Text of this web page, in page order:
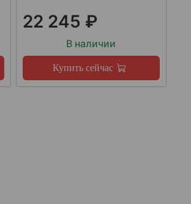
22 245 ₽
В наличии
Купить сейчас